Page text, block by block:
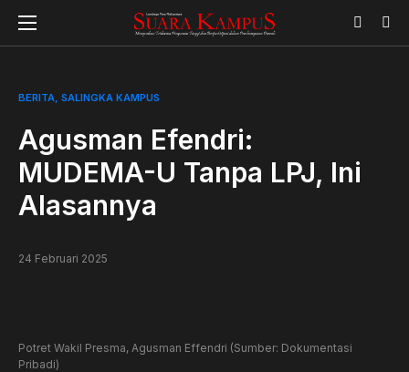
BERITA SALINGKA KAMPUS
Agusman Efendri:
MUDEMA-U Tanpa LPJ, Ini
Alasannya
24 Februari 2025
Potret Wakil Presma, Agusman Effendri (Sumber: Dokumentasi
Pribadi)